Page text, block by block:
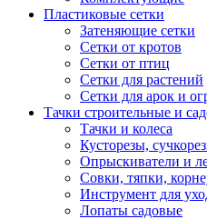
Пластиковые сетки
Затеняющие сетки
Сетки от кротов
Сетки от птиц
Сетки для растений
Сетки для арок и
Тачки строительные и
Тачки и колеса
Кусторезы,
Опрыскиватели и
Совки, тяпки,
Инструмент для
Лопаты садовые